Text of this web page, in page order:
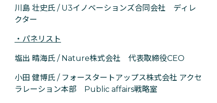
川島 壮史氏 / U3イノベーションズ合同会社 ディレ
クター
・パネリスト
塩出 晴海氏 / Nature株式会社 代表取締役CEO
小田 健博氏 / フォースタートアップス株式会社 アクセ
ラレーション本部 Public affairs戦略室